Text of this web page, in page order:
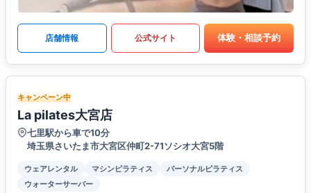
店舗情報 公式サイト 体験・相談予約
キャンペーン中
La pilates大宮店
七里駅から車で10分
埼玉県さいたま市大宮区仲町2-71ソシオ大宮5階
ウェアレンタル マシンピラティス
パーソナルピラティス
ウォーターサーバー